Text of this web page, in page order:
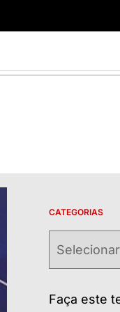
CATEGORIAS
Faça este